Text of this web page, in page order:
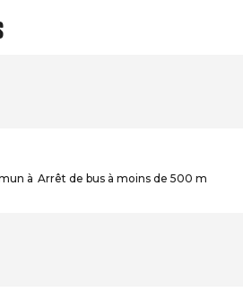
à Arrêt de bus à moins de 500 m